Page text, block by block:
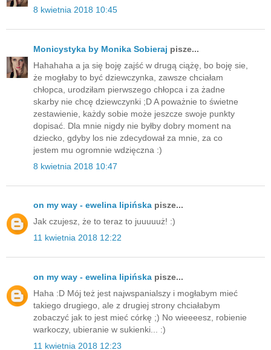
8 kwietnia 2018 10:45
Monicystyka by Monika Sobieraj pisze...
Hahahaha a ja się boję zajść w drugą ciążę, bo boję sie,
że mogłaby to być dziewczynka, zawsze chciałam
chłopca, urodziłam pierwszego chłopca i za żadne
skarby nie chcę dziewczynki ;D A poważnie to świetne
zestawienie, każdy sobie może jeszcze swoje punkty
dopisać. Dla mnie nigdy nie byłby dobry moment na
dziecko, gdyby los nie zdecydował za mnie, za co
jestem mu ogromnie wdzięczna :)
8 kwietnia 2018 10:47
on my way - ewelina lipińska pisze...
Jak czujesz, że to teraz to juuuuuż! :)
11 kwietnia 2018 12:22
on my way - ewelina lipińska pisze...
Haha :D Mój też jest najwspanialszy i mogłabym mieć
takiego drugiego, ale z drugiej strony chciałabym
zobaczyć jak to jest mieć córkę ;) No wieeeesz, robienie
warkoczy, ubieranie w sukienki... :)
11 kwietnia 2018 12:23